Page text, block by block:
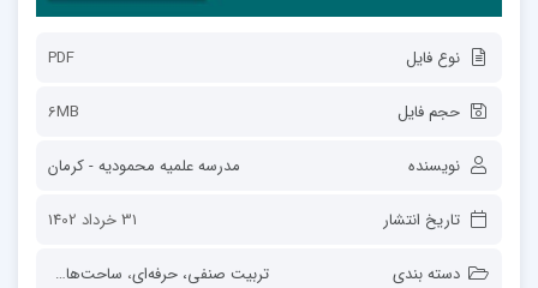
نوع فایل PDF
حجم فایل 6MB
نویسنده مدرسه علمیه محمودیه - کرمان
تاریخ انتشار 31 خرداد 1402
دسته بندی تربیت صنفی، حرفه‌ای، ساحت‌های تربیت